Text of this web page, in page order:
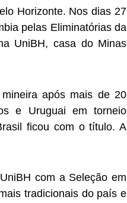
Horizonte. Nos dias 27
pelas Eliminatórias da
UniBH, casa do Minas
após mais de 20
e Uruguai em torneio
ficou com o título. A
com a Seleção em
tradicionais do país e